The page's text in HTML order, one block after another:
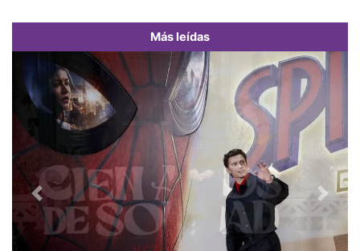
Más leídas
Previous Next